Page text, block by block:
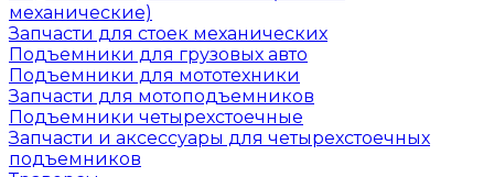
механические)
Запчасти для стоек механических
Подъемники для грузовых авто
Подъемники для мототехники
Запчасти для мотоподъемников
Подъемники четырехстоечные
Запчасти и аксессуары для четырехстоечных
подъемников